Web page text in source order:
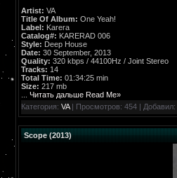
Artist: VA
Title Of Album: One Yeah!
Label: Karera
Catalog#: KARERAD 006
Style: Deep House
Date: 30 September, 2013
Quality: 320 kbps / 44100Hz / Joint Stereo
Tracks: 14
Total Time: 01:34:25 min
Size: 217 mb
Читать дальше Read Me»
Категория: VA| Просмотров: 454 | Добавил:
Scope (2013)